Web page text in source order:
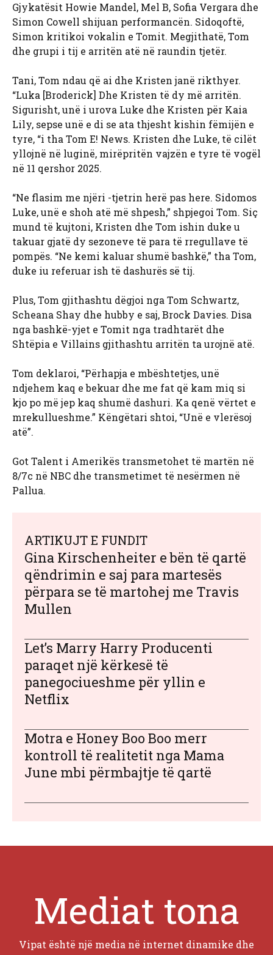
Gjykatësit Howie Mandel, Mel B, Sofia Vergara dhe
Simon Cowell shijuan performancën. Sidoqoftë,
Simon kritikoi vokalin e Tomit. Megjithatë, Tom
dhe grupi i tij e arritën atë në raundin tjetër.
Tani, Tom ndau që ai dhe Kristen janë rikthyer.
“Luka [Broderick] Dhe Kristen të dy më arritën.
Sigurisht, unë i urova Luke dhe Kristen për Kaia
Lily, sepse unë e di se ata thjesht kishin fëmijën e
tyre, “i tha Tom E! News. Kristen dhe Luke, të cilët
yllojnë në luginë, mirëpritën vajzën e tyre të vogël
në 11 qershor 2025.
“Ne flasim me njëri -tjetrin herë pas here. Sidomos
Luke, unë e shoh atë më shpesh,” shpjegoi Tom. Siç
mund të kujtoni, Kristen dhe Tom ishin duke u
takuar gjatë dy sezoneve të para të rregullave të
pompës. “Ne kemi kaluar shumë bashkë,” tha Tom,
duke iu referuar ish të dashurës së tij.
Plus, Tom gjithashtu dëgjoi nga Tom Schwartz,
Scheana Shay dhe hubby e saj, Brock Davies. Disa
nga bashkë-yjet e Tomit nga tradhtarët dhe
Shtëpia e Villains gjithashtu arritën ta urojnë atë.
Tom deklaroi, “Përhapja e mbështetjes, unë
ndjehem kaq e bekuar dhe me fat që kam miq si
kjo po më jep kaq shumë dashuri. Ka qenë vërtet e
mrekullueshme.” Këngëtari shtoi, “Unë e vlerësoj
atë”.
Got Talent i Amerikës transmetohet të martën në
8/7c në NBC dhe transmetimet të nesërmen në
Pallua.
ARTIKUJT E FUNDIT
Gina Kirschenheiter e bën të qartë
qëndrimin e saj para martesës
përpara se të martohej me Travis
Mullen
Let’s Marry Harry Producenti
paraqet një kërkesë të
panegociueshme për yllin e
Netflix
Motra e Honey Boo Boo merr
kontroll të realitetit nga Mama
June mbi përmbajtje të qartë
Mediat tona
Vipat është një media në internet dinamike dhe